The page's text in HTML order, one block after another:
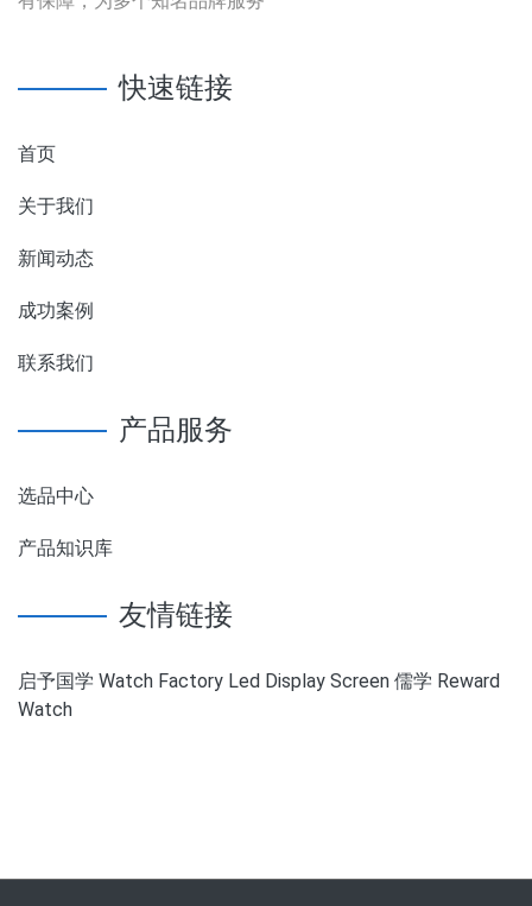
快速链接
首页
关于我们
新闻动态
成功案例
联系我们
产品服务
选品中心
产品知识库
友情链接
启予国学 Watch Factory Led Display Screen 儒学 Reward
Watch